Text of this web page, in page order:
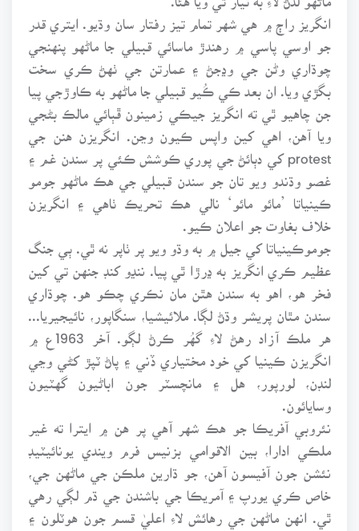
انگريز راڄ ۾ هي شهر تمام تيز رفتار سان وڌيو. ايتري قدر
جو اوسي پاسي ۾ رهندڙ ماسائي قبيلي جا ماڻهو پنهنجي
چوڌاري وڻن جي وڍجڻ ۽ عمارتن جي ٺهڻ ڪري سخت
بگڙي ويا. ان بعد ڪي ڪُيو قبيلي جا ماڻهو به ڪاوڙجي پيا
جن چاهيو ٿي ته انگريز جيڪي زمينون ڦٻائي مالڪ بڻجي
ويا آهن، اهي کين واپس ڪيون وڃن. انگريزن هنن جي
protest کي دٻائڻ جي پوري ڪوشش ڪئي پر سندن غم ۽
غصو وڌندو ويو تان جو سندن قبيلي جي هڪ ماڻهو جومو
ڪينياتا ’مائو مائو‘ نالي هڪ تحريڪ ٺاهي ۽ انگريزن
خلاف بغاوت جو اعلان ڪيو.
جوموڪينياتا کي جيل ۾ به وڌو ويو پر ٺاپر نه ٿي. ٻي جنگ
عظيم ڪري انگريز به ڍرڙا ٿي پيا. ننڍو کنڊ جنهن تي کين
فخر هو، اهو به سندن هٿن مان نڪري چڪو هو. چوڌاري
سندن مٿان پريشر وڌڻ لڳا. ملائيشيا، سنگاپور، نائيجيريا...
انگريزن ڪينيا کي خود مختياري ڏني ۽ پاڻ ٽپڙ کڻي وڃي
لنڊن، لورپور، هل ۽ مانچسٽر جون اباڻيون گهٽيون
وسايائون.
نئروبي آفريڪا جو هڪ شهر آهي پر هن ۾ ايترا ته غير
ملڪي ادارا، بين الاقوامي بزنيس فرم ويندي يونائيٽيڊ
نئشن جون آفيسون آهن، جو ڌارين ملڪن جي ماڻهن جي،
خاص ڪري يورپ ۽ آمريڪا جي باشندن جي ڌم لڳي رهي
ٿي. انهن ماڻهن جي رهائش لاءِ اعليٰ قسم جون هوٽلون ۽